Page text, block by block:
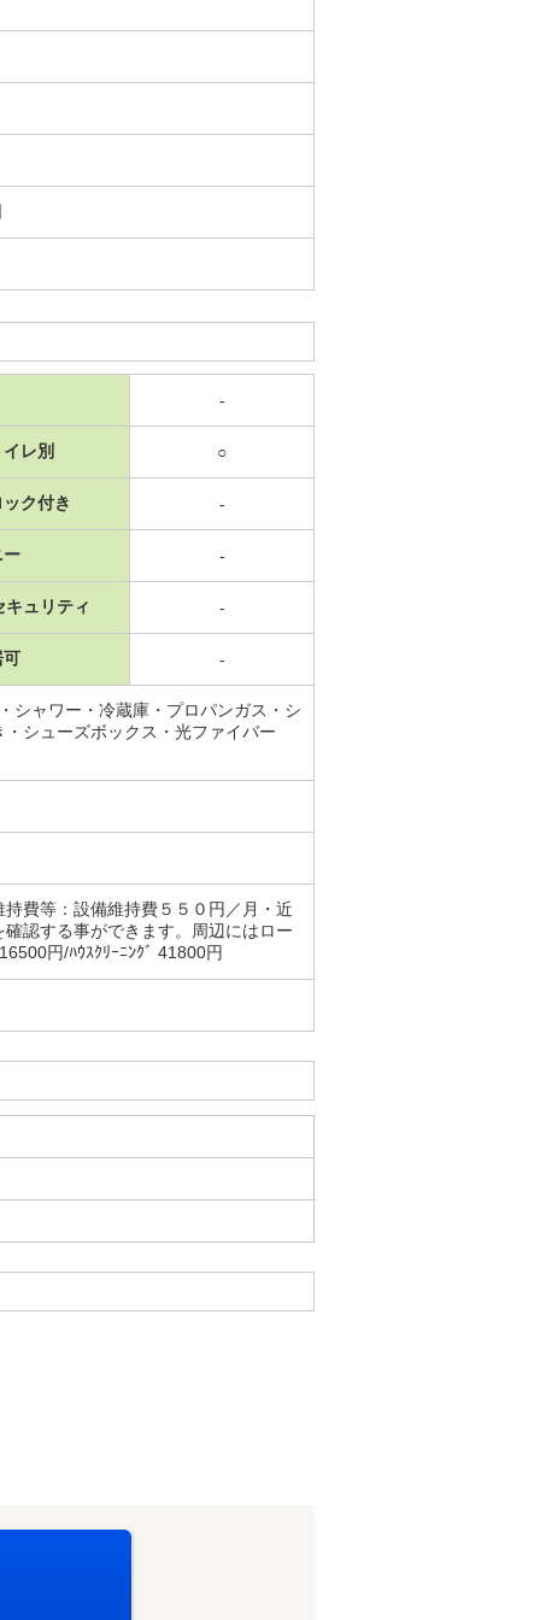
-
レ別 ○
ク付き -
ー -
キュリティ -
可 -
シャワー・冷蔵庫・プロパンガス・シ
シューズボックス・光ファイバー
費等：設備維持費５５０円／月・近
認する事ができます。周辺にはロー
円/ﾊｳｽｸﾘｰﾆﾝｸﾞ 41800円